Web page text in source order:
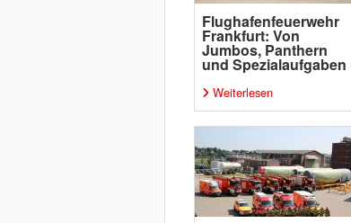
Flughafenfeuerwehr
Frankfurt: Von
Jumbos, Panthern
und Spezialaufgaben
Weiterlesen